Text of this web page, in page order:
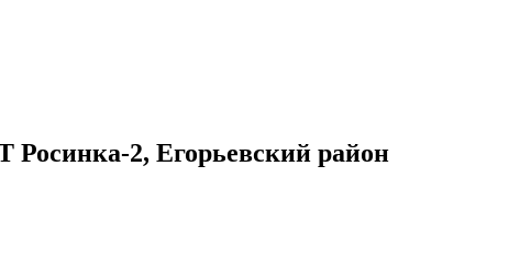
2, Егорьевский район